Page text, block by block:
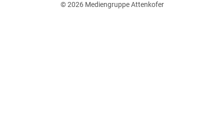
© 2026 Mediengruppe Attenkofer